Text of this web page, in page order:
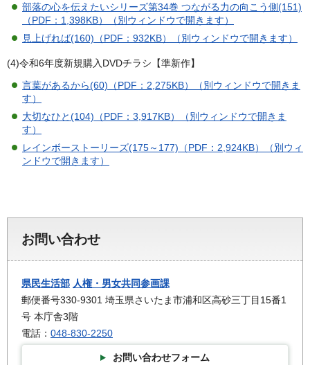
部落の心を伝えたいシリーズ第34巻 つながる力の向こう側(151)
（PDF：1,398KB）（別ウィンドウで開きます）
見上げれば(160)（PDF：932KB）（別ウィンドウで開きます）
(4)令和6年度新規購入DVDチラシ【準新作】
言葉があるから(60)（PDF：2,275KB）（別ウィンドウで開きま
す）
大切なひと(104)（PDF：3,917KB）（別ウィンドウで開きま
す）
レインボーストーリーズ(175～177)（PDF：2,924KB）（別ウィ
ンドウで開きます）
お問い合わせ
県民生活部 人権・男女共同参画課
郵便番号330-9301 埼玉県さいたま市浦和区高砂三丁目15番1
号 本庁舎3階
電話： 048-830-2250
お問い合わせフォーム